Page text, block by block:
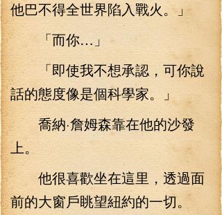
他巴不得全世界陷入戰火。」
「而你…」
「即使我不想承認，可你說
話的態度像是個科學家。」
喬納·詹姆森靠在他的沙發
上。
他很喜歡坐在這里，透過面
前的大窗戶眺望紐約的一切。